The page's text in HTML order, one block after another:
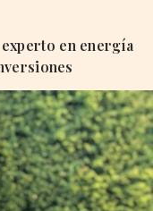
en energía